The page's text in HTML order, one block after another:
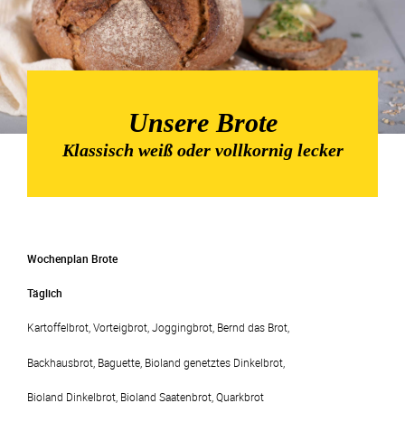
Unsere Brote
Klassisch weiß oder vollkornig lecker
Wochenplan Brote
Täglich
Kartoffelbrot, Vorteigbrot, Joggingbrot, Bernd das Brot,
Backhausbrot, Baguette, Bioland genetztes Dinkelbrot,
Bioland Dinkelbrot, Bioland Saatenbrot, Quarkbrot